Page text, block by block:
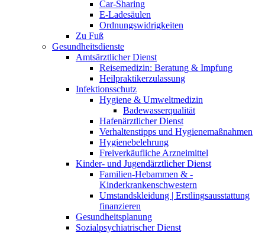
Car-Sharing
E-Ladesäulen
Ordnungswidrigkeiten
Zu Fuß
Gesundheitsdienste
Amtsärztlicher Dienst
Reisemedizin: Beratung & Impfung
Heilpraktikerzulassung
Infektionsschutz
Hygiene & Umweltmedizin
Badewasserqualität
Hafenärztlicher Dienst
Verhaltenstipps und Hygienemaßnahmen
Hygienebelehrung
Freiverkäufliche Arzneimittel
Kinder- und Jugendärztlicher Dienst
Familien-Hebammen & -
Kinderkrankenschwestern
Umstandskleidung | Erstlingsausstattung
finanzieren
Gesundheitsplanung
Sozialpsychiatrischer Dienst